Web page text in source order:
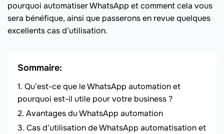
pourquoi automatiser WhatsApp et comment cela vous
sera bénéfique, ainsi que passerons en revue quelques
excellents cas d’utilisation.
Sommaire:
Qu’est-ce que le WhatsApp automation et
pourquoi est-il utile pour votre business ?
Avantages du WhatsApp automation
Cas d’utilisation de WhatsApp automatisation et